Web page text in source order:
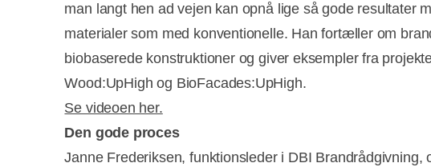
man langt hen ad vejen kan opnå lige så gode resultater
materialer som med konventionelle. Han fortæller om
biobaserede konstruktioner og giver eksempler fra
Wood:UpHigh og BioFacades:UpHigh.
Se videoen her.
Den gode proces
Janne Frederiksen, funktionsleder i DBI Brandrådgivning,